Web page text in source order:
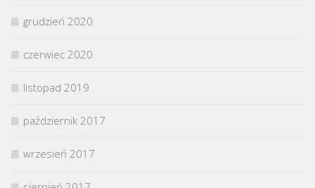
grudzień 2020
czerwiec 2020
listopad 2019
październik 2017
wrzesień 2017